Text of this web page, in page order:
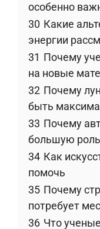
особенно
30 Какие
энергии
31 Почему
на новые
32 Почему
быть
33 Почему
большую роль
34 Как
помочь
35 Почему
потребует
36 Что